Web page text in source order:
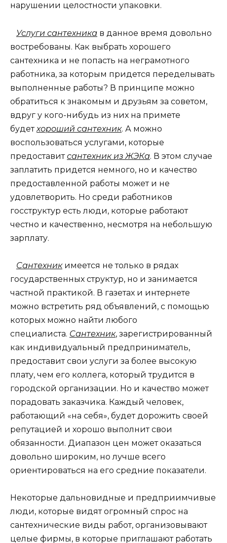
нарушении целостности упаковки.
Услуги сантехника в данное время довольно
востребованы. Как выбрать хорошего
сантехника и не попасть на неграмотного
работника, за которым придется переделывать
выполненные работы? В принципе можно
обратиться к знакомым и друзьям за советом,
вдруг у кого-нибудь из них на примете
будетхороший сантехник. А можно
воспользоваться услугами, которые
предоставитсантехник из ЖЭКа. В этом случае
заплатить придется немного, но и качество
предоставленной работы может и не
удовлетворить. Но среди работников
госструктур есть люди, которые работают
честно и качественно, несмотря на небольшую
зарплату.
Сантехникимеется не только в рядах
государственных структур, но и занимается
частной практикой. В газетах и интернете
можно встретить ряд объявлений, с помощью
которых можно найти любого
специалиста. Сантехник, зарегистрированный
как индивидуальный предприниматель,
предоставит свои услуги за более высокую
плату, чем его коллега, который трудится в
городской организации. Но и качество может
порадовать заказчика. Каждый человек,
работающий «на себя», будет дорожить своей
репутацией и хорошо выполнит свои
обязанности. Диапазон цен может оказаться
довольно широким, но лучше всего
ориентироваться на его средние показатели.
Некоторые дальновидные и предприимчивые
люди, которые видят огромный спрос на
сантехнические виды работ, организовывают
целые фирмы, в которые приглашают работать